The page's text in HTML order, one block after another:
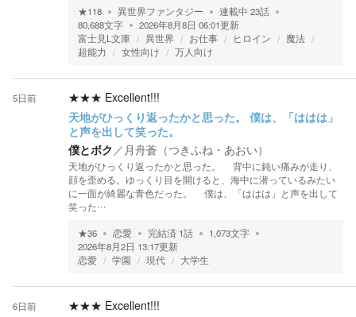
★118 異世界ファンタジー 連載中 23話
80,688文字 2026年8月8日 06:01更新
富士見L文庫
異世界 お仕事 ヒロイン
魔法
超能力
女性向け 万人向け
5日前 ★★★ Excellent!!!
天地がひっくり返ったかと思った。 僕は、「ははは」
と声を出して笑った。
僕とボク ／ 月舟蒼（つきふね・あおい）
天地がひっくり返ったかと思った。 背中に鈍い痛みが走り、
顔を歪める。ゆっくり目を開けると、海中に潜っているみたい
に一面が綺麗な青色だった。 僕は、「ははは」と声を出して
笑った…
★36 恋愛 完結済 1話 1,073文字
2026年8月2日 13:17更新
恋愛
学園 現代 大学生
6日前 ★★★ Excellent!!!